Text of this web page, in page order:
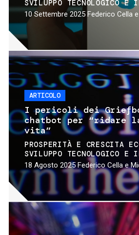
SVILUPPO TECNOLOGICO E
10 Settembre 2025 Federico Cella
ARTICOLO
I pericoli dei
chatbot per “ridare
vita”
PROSPERITÀ E CRESCITA
SVILUPPO TECNOLOGICO E
18 Agosto 2025 Federico Cella e